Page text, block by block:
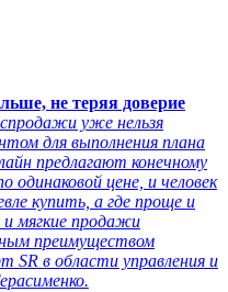
не теряя доверие
уже нельзя
для выполнения плана
предлагают конечному
цене, и человек
купить, а где проще и
мягкие продажи
преимуществом
SR в области управления и